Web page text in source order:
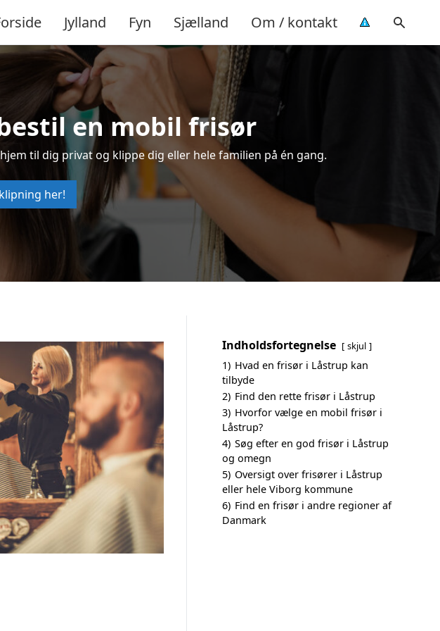
Jylland Fyn Sjælland Om / kontakt
en mobil frisør
til dig privat og klippe dig eller hele familien på én gang.
her!
Indholdsfortegnelse skjul
1) Hvad en frisør i Låstrup kan
tilbyde
2) Find den rette frisør i Låstrup
3) Hvorfor vælge en mobil frisør i
Låstrup?
4) Søg efter en god frisør i Låstrup
og omegn
5) Oversigt over frisører i Låstrup
eller hele Viborg kommune
6) Find en frisør i andre regioner af
Danmark